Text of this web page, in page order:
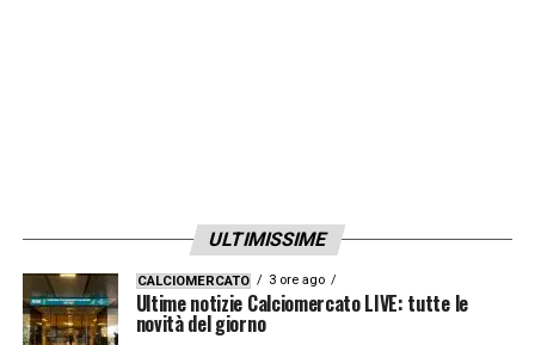
ULTIMISSIME
CALCIOMERCATO 3 ore ago
Ultime notizie Calciomercato LIVE: tutte le
novità del giorno